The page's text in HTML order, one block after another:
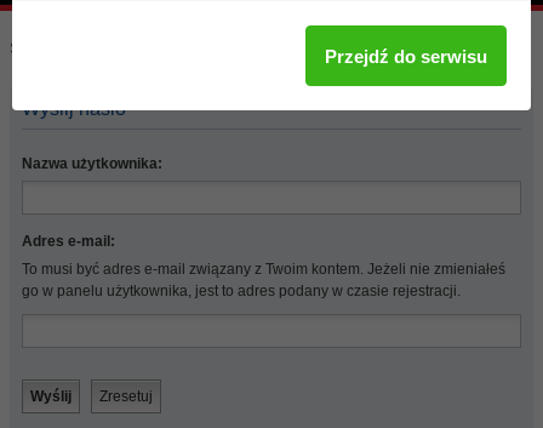
Skocz do:
Wyślij hasło
Nazwa użytkownika:
Adres e-mail:
To musi być adres e-mail związany z Twoim kontem. Jeżeli nie zmieniałeś
go w panelu użytkownika, jest to adres podany w czasie rejestracji.
Przejdź do serwisu